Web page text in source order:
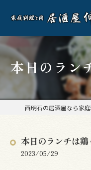
本日のラン
本日のランチは鶏
2023/05/29